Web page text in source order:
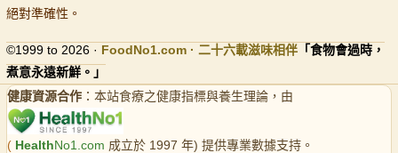
絕對準確性。
©1999 to 2026 · FoodNo1.com · 二十六載滋味相伴 「食物會過時，
煮意永遠新鮮。」
健康資源合作 ：本站食療之健康指標與養生理論，由
( HealthNo1.com 成立於 1997 年) 提供專業數據支持。